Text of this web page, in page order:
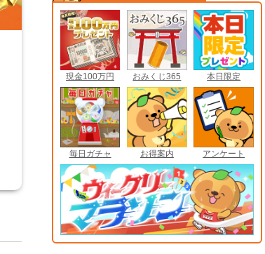
現金100万円 おみくじ365 本日限定
毎日ガチャ お得案内 アンケート